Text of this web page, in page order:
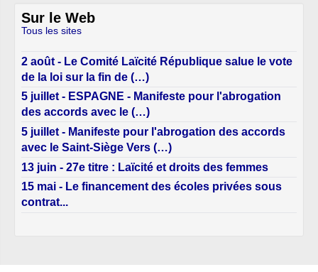
Sur le Web
Tous les sites
de la loi sur la fin de (…)
des accords avec le (…)
avec le Saint-Siège Vers (…)
15 mai - Le financement des écoles privées sous
contrat...